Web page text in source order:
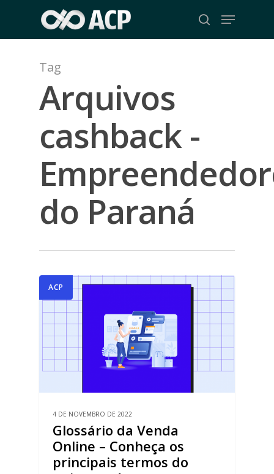
main
search
Menu
Tag
Arquivos
cashback -
do Paraná
ACP
4 DE NOVEMBRO DE 2022
Glossário da Venda
Online – Conheça os
principais termos do
Close